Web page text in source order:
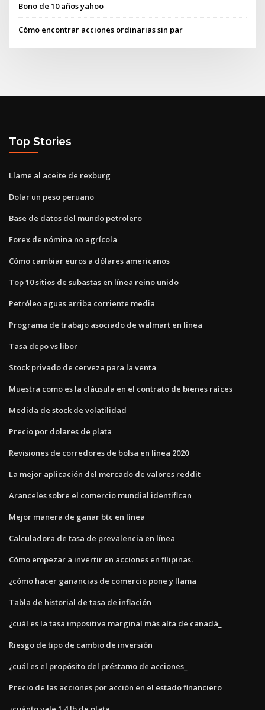
Bono de 10 años yahoo
Cómo encontrar acciones ordinarias sin par
Top Stories
Llame al aceite de rexburg
Dolar un peso peruano
Base de datos del mundo petrolero
Forex de nómina no agrícola
Cómo cambiar euros a dólares americanos
Top 10 sitios de subastas en línea reino unido
Petróleo aguas arriba corriente media
Programa de trabajo asociado de walmart en línea
Tasa depo vs libor
Stock privado de cerveza para la venta
Muestra como es la cláusula en el contrato de bienes raíces
Medida de stock de volatilidad
Precio por dolares de plata
Revisiones de corredores de bolsa en línea 2020
La mejor aplicación del mercado de valores reddit
Aranceles sobre el comercio mundial identifican
Mejor manera de ganar btc en línea
Calculadora de tasa de prevalencia en línea
Cómo empezar a invertir en acciones en filipinas.
¿cómo hacer ganancias de comercio pone y llama
Tabla de historial de tasa de inflación
¿cuál es la tasa impositiva marginal más alta de canadá_
Riesgo de tipo de cambio de inversión
¿cuál es el propósito del préstamo de acciones_
Precio de las acciones por acción en el estado financiero